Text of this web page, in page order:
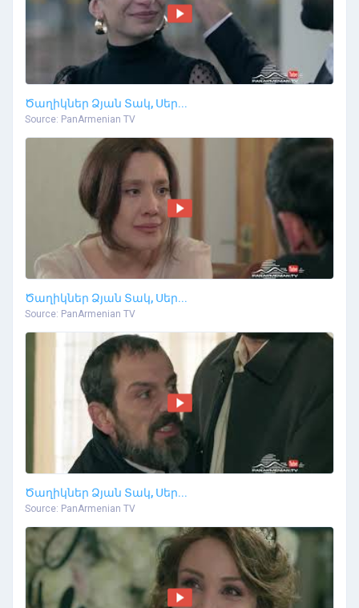
Ծաղիկներ Ձյան Տակ, Սեր...
Source: PanArmenian TV
Ծաղիկներ Ձյան Տակ, Սեր...
Source: PanArmenian TV
Ծաղիկներ Ձյան Տակ, Սեր...
Source: PanArmenian TV